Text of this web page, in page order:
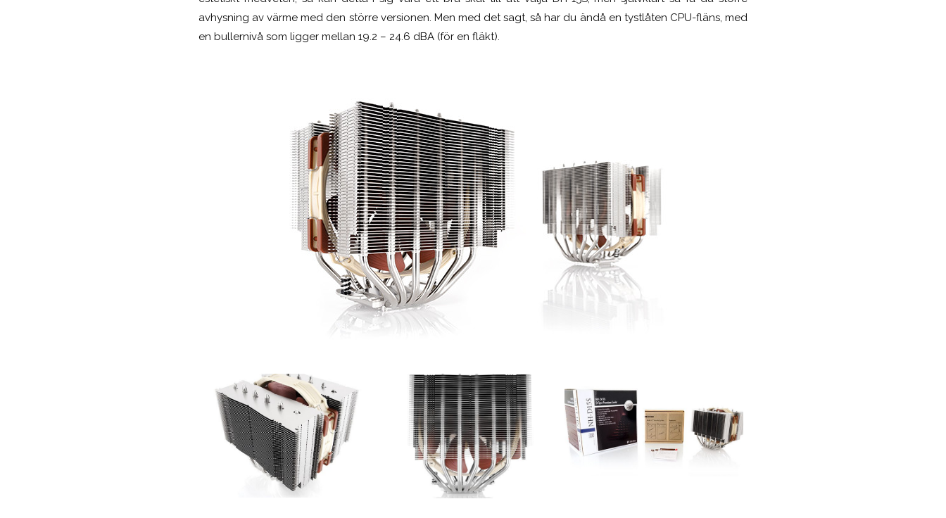
avhysning av värme med den större versionen. Men med det sagt, så har du ändå en tystlåten CPU-fläns, med
en bullernivå som ligger mellan 19.2 – 24.6 dBA (för en fläkt).